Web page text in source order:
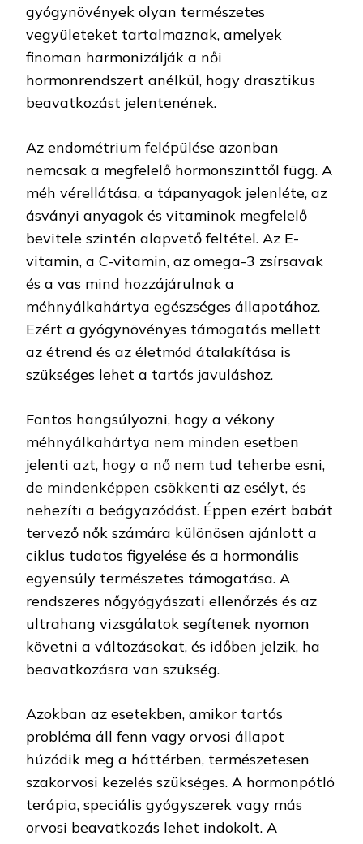
gyógynövények olyan természetes
vegyületeket tartalmaznak, amelyek
finoman harmonizálják a női
hormonrendszert anélkül, hogy drasztikus
beavatkozást jelentenének.
Az endométrium felépülése azonban
nemcsak a megfelelő hormonszinttől függ. A
méh vérellátása, a tápanyagok jelenléte, az
ásványi anyagok és vitaminok megfelelő
bevitele szintén alapvető feltétel. Az E-
vitamin, a C-vitamin, az omega-3 zsírsavak
és a vas mind hozzájárulnak a
méhnyálkahártya egészséges állapotához.
Ezért a gyógynövényes támogatás mellett
az étrend és az életmód átalakítása is
szükséges lehet a tartós javuláshoz.
Fontos hangsúlyozni, hogy a vékony
méhnyálkahártya nem minden esetben
jelenti azt, hogy a nő nem tud teherbe esni,
de mindenképpen csökkenti az esélyt, és
nehezíti a beágyazódást. Éppen ezért babát
tervező nők számára különösen ajánlott a
ciklus tudatos figyelése és a hormonális
egyensúly természetes támogatása. A
rendszeres nőgyógyászati ellenőrzés és az
ultrahang vizsgálatok segítenek nyomon
követni a változásokat, és időben jelzik, ha
beavatkozásra van szükség.
Azokban az esetekben, amikor tartós
probléma áll fenn vagy orvosi állapot
húzódik meg a háttérben, természetesen
szakorvosi kezelés szükséges. A hormonpótló
terápia, speciális gyógyszerek vagy más
orvosi beavatkozás lehet indokolt. A